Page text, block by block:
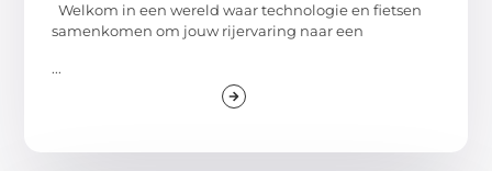
Welkom in een wereld waar technologie en fietsen
samenkomen om jouw rijervaring naar een
...